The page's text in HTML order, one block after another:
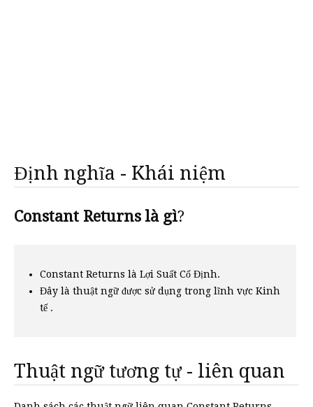
Định nghĩa - Khái niệm
Constant Returns là gì?
Constant Returns là Lợi Suất Cố Định.
Đây là thuật ngữ được sử dụng trong lĩnh vực Kinh
tế .
Thuật ngữ tương tự - liên quan